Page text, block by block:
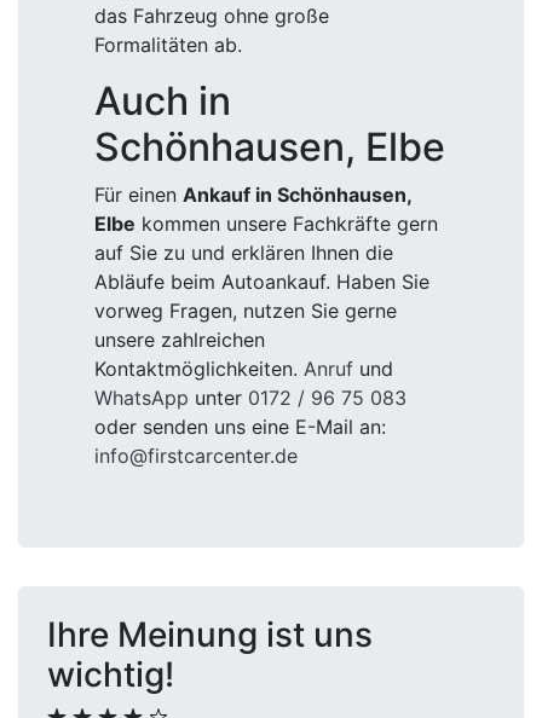
das Fahrzeug ohne große
Formalitäten ab.
Auch in
Schönhausen, Elbe
Für einen Ankauf in Schönhausen,
Elbe kommen unsere Fachkräfte gern
auf Sie zu und erklären Ihnen die
Abläufe beim Autoankauf. Haben Sie
vorweg Fragen, nutzen Sie gerne
unsere zahlreichen
Kontaktmöglichkeiten. Anruf und
WhatsApp unter 0172 / 96 75 083
oder senden uns eine E-Mail an:
info@firstcarcenter.de
Ihre Meinung ist uns
wichtig!